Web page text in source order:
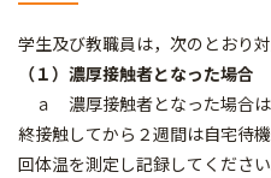
学生及び教職員は，次のとおり対
（１）濃厚接触者となった場合
ａ 濃厚接触者となった場合は
終接触してから２週間は自宅待
回体温を測定し記録してください